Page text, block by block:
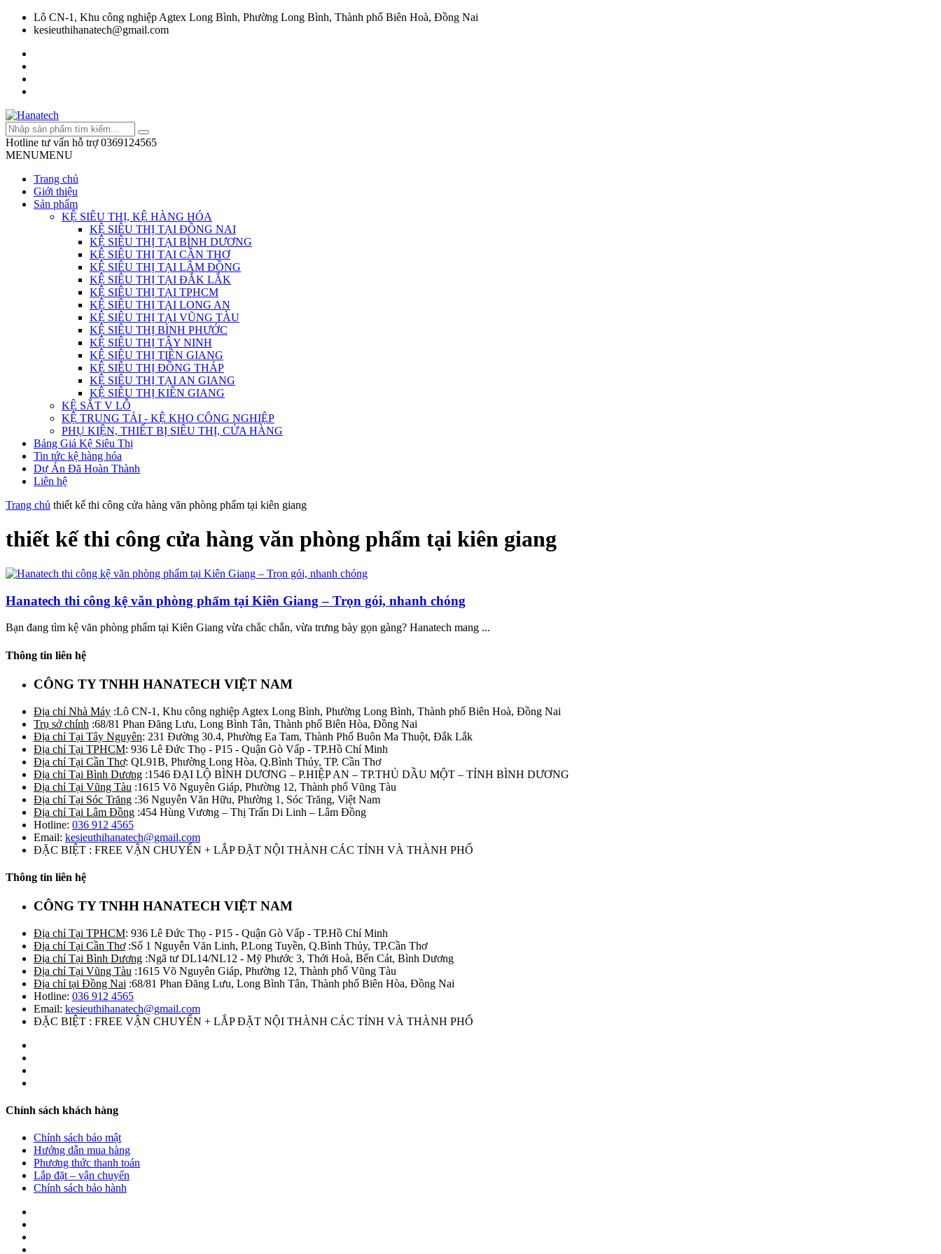
Lô CN-1, Khu công nghiệp Agtex Long Bình, Phường Long Bình, Thành phố Biên Hoà, Đồng Nai
kesieuthihanatech@gmail.com
Hotline tư vấn hỗ trợ 0369124565
MENUMENU
Trang chủ
Giới thiệu
Sản phẩm
KỆ SIÊU THỊ, KỆ HÀNG HÓA
KỆ SIÊU THỊ TẠI ĐỒNG NAI
KỆ SIÊU THỊ TẠI BÌNH DƯƠNG
KỆ SIÊU THỊ TẠI CẦN THƠ
KỆ SIÊU THỊ TẠI LÂM ĐỒNG
KỆ SIÊU THỊ TẠI ĐẮK LẮK
KỆ SIÊU THỊ TẠI TPHCM
KỆ SIÊU THỊ TẠI LONG AN
KỆ SIÊU THỊ TẠI VŨNG TÀU
KỆ SIÊU THỊ BÌNH PHƯỚC
KỆ SIÊU THỊ TÂY NINH
KỆ SIÊU THỊ TIỀN GIANG
KỆ SIÊU THỊ ĐỒNG THÁP
KỆ SIÊU THỊ TẠI AN GIANG
KỆ SIÊU THỊ KIÊN GIANG
KỆ SẮT V LỖ
KỆ TRUNG TẢI - KỆ KHO CÔNG NGHIỆP
PHỤ KIỆN, THIẾT BỊ SIÊU THỊ, CỬA HÀNG
Bảng Giá Kệ Siêu Thị
Tin tức kệ hàng hóa
Dự Án Đã Hoàn Thành
Liên hệ
Trang chủ thiết kế thi công cửa hàng văn phòng phẩm tại kiên giang
thiết kế thi công cửa hàng văn phòng phẩm tại kiên giang
Hanatech thi công kệ văn phòng phẩm tại Kiên Giang – Trọn gói, nhanh chóng
Bạn đang tìm kệ văn phòng phẩm tại Kiên Giang vừa chắc chắn, vừa trưng bày gọn gàng? Hanatech mang ...
Thông tin liên hệ
CÔNG TY TNHH HANATECH VIỆT NAM
Địa chỉ Nhà Máy :Lô CN-1, Khu công nghiệp Agtex Long Bình, Phường Long Bình, Thành phố Biên Hoà, Đồng Nai
Trụ sở chính :68/81 Phan Đăng Lưu, Long Bình Tân, Thành phố Biên Hòa, Đồng Nai
Địa chỉ Tại Tây Nguyên: 231 Đường 30.4, Phường Ea Tam, Thành Phố Buôn Ma Thuột, Đắk Lắk
Địa chỉ Tại TPHCM: 936 Lê Đức Thọ - P15 - Quận Gò Vấp - TP.Hồ Chí Minh
Địa chỉ Tại Cần Thơ: QL91B, Phường Long Hòa, Q.Bình Thủy, TP. Cần Thơ
Địa chỉ Tại Bình Dương :1546 ĐẠI LỘ BÌNH DƯƠNG – P.HIỆP AN – TP.THỦ DẦU MỘT – TỈNH BÌNH DƯƠNG
Địa chỉ Tại Vũng Tàu :1615 Võ Nguyên Giáp, Phường 12, Thành phố Vũng Tàu
Địa chỉ Tại Sóc Trăng :36 Nguyễn Văn Hữu, Phường 1, Sóc Trăng, Việt Nam
Địa chỉ Tại Lâm Đồng :454 Hùng Vương – Thị Trấn Di Linh – Lâm Đồng
Hotline: 036 912 4565
Email: kesieuthihanatech@gmail.com
ĐẶC BIỆT : FREE VẬN CHUYỂN + LẮP ĐẶT NỘI THÀNH CÁC TỈNH VÀ THÀNH PHỐ
Thông tin liên hệ
CÔNG TY TNHH HANATECH VIỆT NAM
Địa chỉ Tại TPHCM: 936 Lê Đức Thọ - P15 - Quận Gò Vấp - TP.Hồ Chí Minh
Địa chỉ Tại Cần Thơ:Số 1 Nguyễn Văn Linh, P.Long Tuyền, Q.Bình Thủy, TP.Cần Thơ
Địa chỉ Tại Bình Dương :Ngã tư DL14/NL12 - Mỹ Phước 3, Thới Hoà, Bến Cát, Bình Dương
Địa chỉ Tại Vũng Tàu :1615 Võ Nguyên Giáp, Phường 12, Thành phố Vũng Tàu
Địa chỉ tại Đồng Nai :68/81 Phan Đăng Lưu, Long Bình Tân, Thành phố Biên Hòa, Đồng Nai
Hotline: 036 912 4565
Email: kesieuthihanatech@gmail.com
ĐẶC BIỆT : FREE VẬN CHUYỂN + LẮP ĐẶT NỘI THÀNH CÁC TỈNH VÀ THÀNH PHỐ
Chính sách khách hàng
Chính sách bảo mật
Hướng dẫn mua hàng
Phương thức thanh toán
Lắp đặt – vận chuyển
Chính sách bảo hành